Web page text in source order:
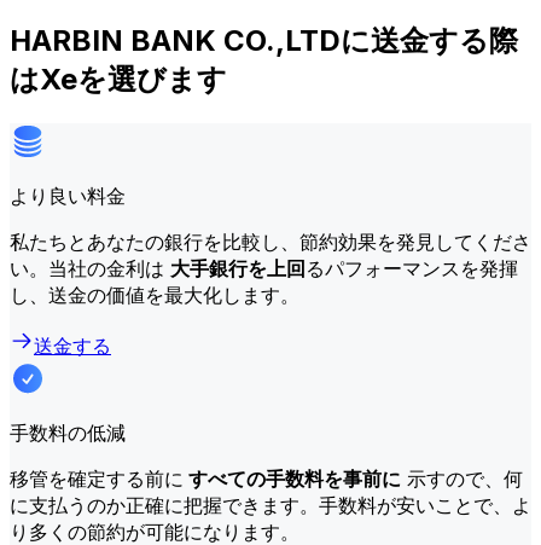
HARBIN BANK CO.,LTDに送金する際
はXeを選びます
より良い料金
私たちとあなたの銀行を比較し、節約効果を発見してくださ
い。当社の金利は 大手銀行を上回るパフォーマンスを発揮
し、送金の価値を最大化します。
送金する
手数料の低減
移管を確定する前に すべての手数料を事前に 示すので、何
に支払うのか正確に把握できます。手数料が安いことで、よ
り多くの節約が可能になります。